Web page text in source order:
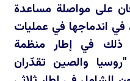
على مواصلة مساعدة
في اندماجها في عمليات
ذلك في إطار منظمة
والصين تقدّران